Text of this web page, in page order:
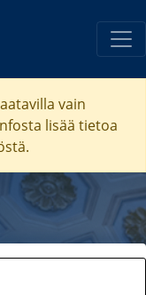
vain
lisää tietoa